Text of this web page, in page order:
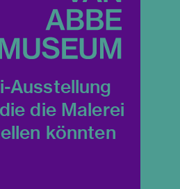
Ausstellung
die Malerei
könnten